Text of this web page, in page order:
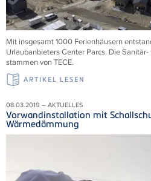
Mit insgesamt 1000 Ferienhäusern
Urlaubanbieters Center Parcs. Die
stammen von TECE.
ARTIKEL LESEN
08.03.2019 – AKTUELLES
Vorwandinstallation mit
Wärmedämmung